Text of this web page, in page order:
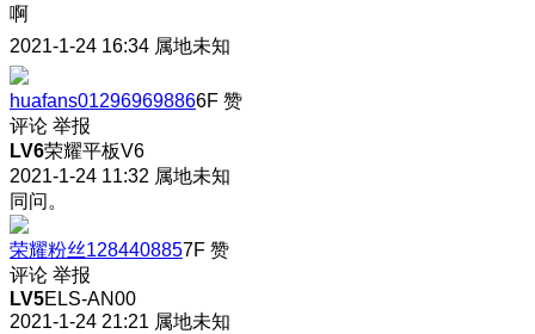
啊
2021-1-24 16:34 属地未知
huafans012969698866F 赞
评论 举报
LV6荣耀平板V6
2021-1-24 11:32 属地未知
同问 。
荣耀粉丝1284408857F 赞
评论 举报
LV5ELS-AN00
2021-1-24 21:21 属地未知